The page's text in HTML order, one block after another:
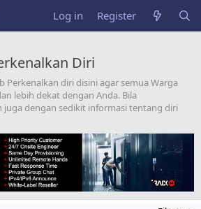
Log in Register
Diri
Perkenalkan diri disini agar semua Warga
lebih dekat dengan Anda. Bila
juga dengan sedikit informasi tentang diri